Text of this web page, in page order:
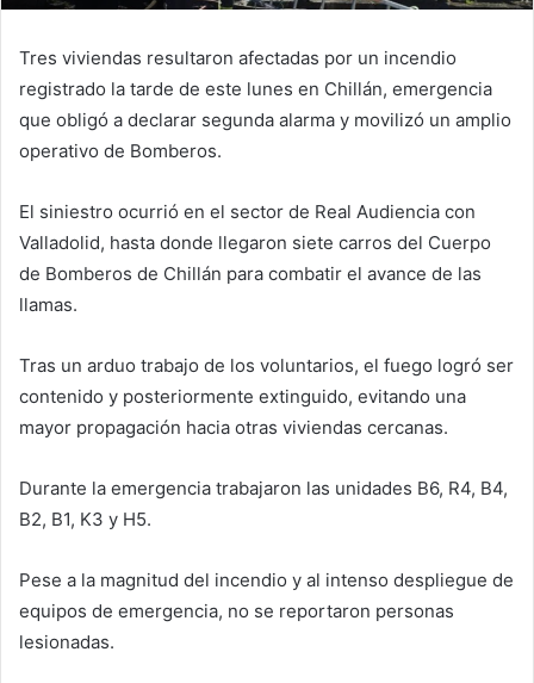
Tres viviendas resultaron afectadas por un incendio
registrado la tarde de este lunes en Chillán, emergencia
que obligó a declarar segunda alarma y movilizó un amplio
operativo de Bomberos.
El siniestro ocurrió en el sector de Real Audiencia con
Valladolid, hasta donde llegaron siete carros del Cuerpo
de Bomberos de Chillán para combatir el avance de las
llamas.
Tras un arduo trabajo de los voluntarios, el fuego logró ser
contenido y posteriormente extinguido, evitando una
mayor propagación hacia otras viviendas cercanas.
Durante la emergencia trabajaron las unidades B6, R4, B4,
B2, B1, K3 y H5.
Pese a la magnitud del incendio y al intenso despliegue de
equipos de emergencia, no se reportaron personas
lesionadas.